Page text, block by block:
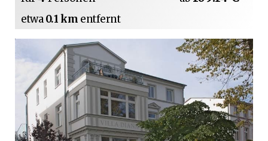
etwa0.1 km entfernt